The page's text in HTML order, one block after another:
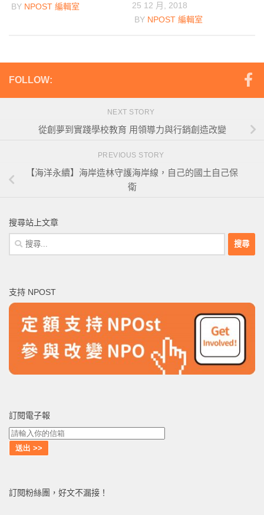
BY NPOST 編輯室
25 12 月, 2018
BY NPOST 編輯室
FOLLOW:
NEXT STORY
從創夢到實踐學校教育 用領導力與行銷創造改變
PREVIOUS STORY
【海洋永續】海岸造林守護海岸線，自己的國土自己保
衛
搜尋站上文章
搜
尋
字:
支持 NPOST
訂閱電子報
訂閱粉絲團，好文不漏接！